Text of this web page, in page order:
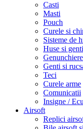
Casti
Masti
Pouch
Curele si
Sisteme de
Huse si genti
Genti si
Teci
Curele arme
Comunicatii
Insigne /
Airsoft
Replici